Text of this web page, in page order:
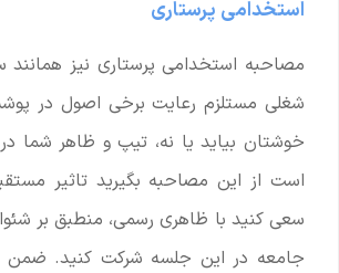
استخدامی پرستاری
مصاحبه استخدامی پرستاری نیز
شغلی مستلزم رعایت برخی اصول در
خوشتان بیاید یا نه، تیپ و ظاهر شما در
است از این مصاحبه بگیرید تاثیر
سعی کنید با ظاهری رسمی، منطبق بر
جامعه در این جلسه شرکت کنید. ضمن